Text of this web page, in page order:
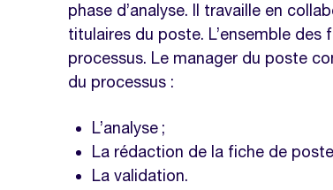
phase d’analyse. Il travaille en
titulaires du poste. L’ensemble
processus. Le manager du poste
du processus :
L’analyse ;
La rédaction de la fiche de
La validation.